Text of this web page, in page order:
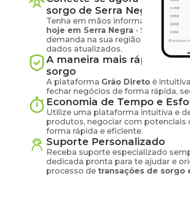
sorgo de Serra Negra e
Tenha em mãos informações
hoje em Serra Negra - SP
,
demanda na sua região e tome
dados atualizados.
A maneira mais rápida e
sorgo
A plataforma Grão Direto é
fechar negócios de forma rápida,
Economia de Tempo e
Utilize uma plataforma intuitiva e
produtos, negociar com potenciais
forma rápida e eficiente.
Suporte Personalizado
Receba suporte especializado
dedicada pronta para te ajudar e
processo de transações de sorgo